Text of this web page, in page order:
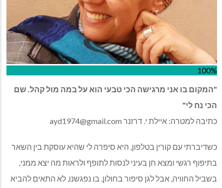
100%
"המקום בו אני מרגישה הכי טבעי הוא על במה מול קהל. שם
הכי נח לי"
כתיבה למטרה: איילת י. דרזנר ayd1974@gmail.com
כשדיברתי עם קורין בטלפון, היא סיפרה לי שהיא עוסקת בין השאר
בתיפוף רגשי ומצא חן בעיני לנסות לתופף ולראות מה יצא ממני,
בשביל החוויה, אבל לגן סיפור בחולון, בו נפגשנו, לא התאים להביא